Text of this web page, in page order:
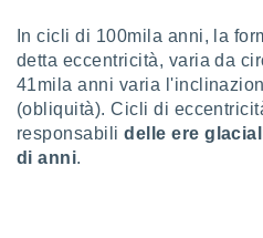
degli
dei
il
In cicli di 100mila anni, la
detta eccentricità, varia da
41mila anni varia
(obliquità). Cicli di
responsabilidelle ere
di anni.